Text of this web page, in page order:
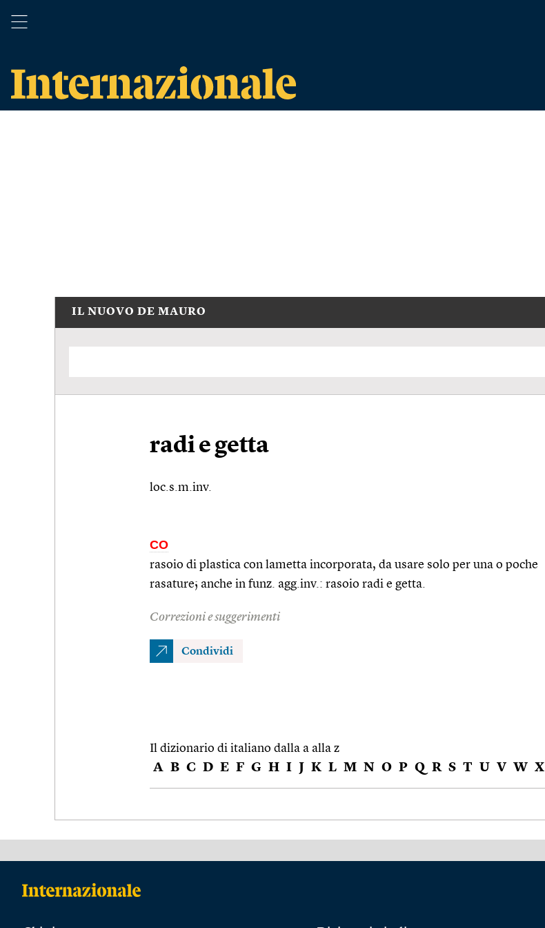
IL NUOVO DE MAURO
radi e getta
loc.s.m.inv.
CO
rasoio di plastica con lametta incorporata, da usare solo per una o poche
rasature; anche in funz. agg.inv.: rasoio radi e getta.
Correzioni e suggerimenti
Condividi
Il dizionario di italiano dalla a alla z
A B C D E F G H I J K L M N O P Q R S T U V W X